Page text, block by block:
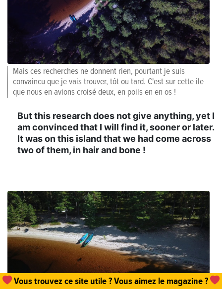
Mais ces recherches ne donnent rien, pourtant je suis
convaincu que je vais trouver, tôt ou tard. C'est sur cette ile
que nous en avions croisé deux, en poils en en os !
But this research does not give anything, yet I
am convinced that I will find it, sooner or later.
It was on this island that we had come across
two of them, in hair and bone !
Vous trouvez ce site utile ? Vous aimez le magazine ?